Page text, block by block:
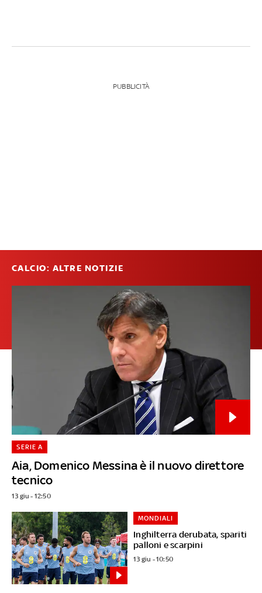
PUBBLICITÀ
CALCIO: ALTRE NOTIZIE
Aia, Domenico Messina è il nuovo direttore
tecnico
SERIE A
13 giu - 12:50
Inghilterra derubata, spariti
palloni e scarpini
MONDIALI
13 giu - 10:50